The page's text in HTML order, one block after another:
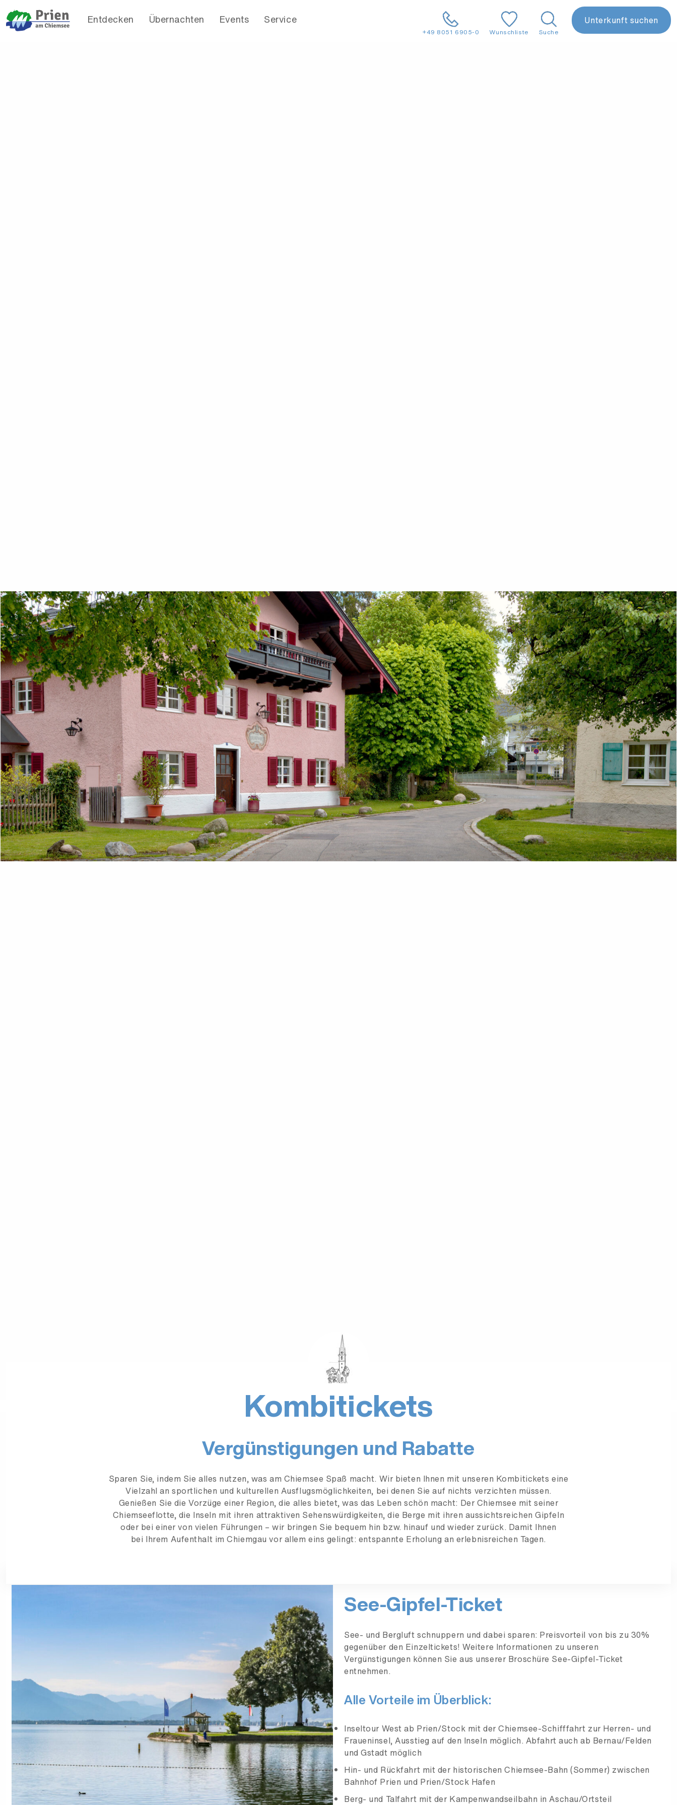
Entdecken Übernachten Events Service
+49 8051 6905-0 Wunschliste Suche
Unterkunft suchen
Kombitickets
Vergünstigungen und Rabatte
Sparen Sie, indem Sie alles nutzen, was am Chiemsee Spaß macht. Wir bieten Ihnen mit unseren Kombitickets eine
Vielzahl an sportlichen und kulturellen Ausflugsmöglichkeiten, bei denen Sie auf nichts verzichten müssen.
Genießen Sie die Vorzüge einer Region, die alles bietet, was das Leben schön macht: Der Chiemsee mit seiner
Chiemseeflotte, die Inseln mit ihren attraktiven Sehenswürdigkeiten, die Berge mit ihren aussichtsreichen Gipfeln
oder bei einer von vielen Führungen – wir bringen Sie bequem hin bzw. hinauf und wieder zurück. Damit Ihnen
bei Ihrem Aufenthalt im Chiemgau vor allem eins gelingt: entspannte Erholung an erlebnisreichen Tagen.
See-Gipfel-Ticket
See- und Bergluft schnuppern und dabei sparen: Preisvorteil von bis zu 30%
gegenüber den Einzeltickets! Weitere Informationen zu unseren
Vergünstigungen können Sie aus unserer Broschüre See-Gipfel-Ticket
entnehmen.
Alle Vorteile im Überblick:
Inseltour West ab Prien/Stock mit der Chiemsee-Schifffahrt zur Herren- und
Fraueninsel, Ausstieg auf den Inseln möglich. Abfahrt auch ab Bernau/Felden
und Gstadt möglich
Hin- und Rückfahrt mit der historischen Chiemsee-Bahn (Sommer) zwischen
Bahnhof Prien und Prien/Stock Hafen
Berg- und Talfahrt mit der Kampenwandseilbahn in Aschau/Ortsteil